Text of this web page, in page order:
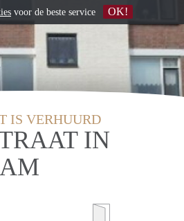
IS VERHUURD
IN
voor de beste service OK!